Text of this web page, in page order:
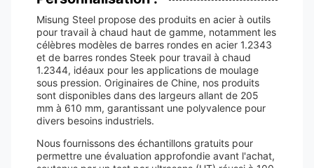
Misung Steel propose des produits en acier à outils
pour travail à chaud haut de gamme, notamment les
célèbres modèles de barres rondes en acier 1.2343
et de barres rondes Steek pour travail à chaud
1.2344, idéaux pour les applications de moulage
sous pression. Originaires de Chine, nos produits
sont disponibles dans des largeurs allant de 205
mm à 610 mm, garantissant une polyvalence pour
divers besoins industriels.
Nous fournissons des échantillons gratuits pour
permettre une évaluation approfondie avant l'achat,